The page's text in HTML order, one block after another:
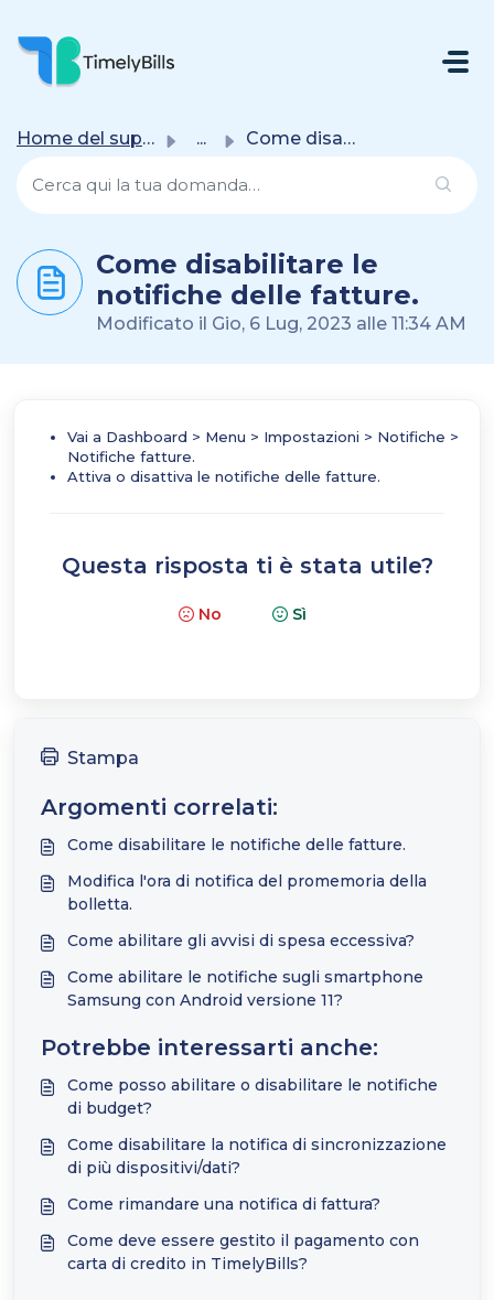
Salta Al Contenuto Principale
Home del supporto ... Come disabilitare le notifiche delle fatture.
Come disabilitare le
notifiche delle fatture.
Modificato il Gio, 6 Lug, 2023 alle 11:34 AM
Vai a Dashboard > Menu > Impostazioni > Notifiche >
Notifiche fatture.
Attiva o disattiva le notifiche delle fatture.
Questa risposta ti è stata utile?
No Sì
Stampa
Argomenti correlati:
Come disabilitare le notifiche delle fatture.
Modifica l'ora di notifica del promemoria della
bolletta.
Come abilitare gli avvisi di spesa eccessiva?
Come abilitare le notifiche sugli smartphone
Samsung con Android versione 11?
Potrebbe interessarti anche:
Come posso abilitare o disabilitare le notifiche
di budget?
Come disabilitare la notifica di sincronizzazione
di più dispositivi/dati?
Come rimandare una notifica di fattura?
Come deve essere gestito il pagamento con
carta di credito in TimelyBills?